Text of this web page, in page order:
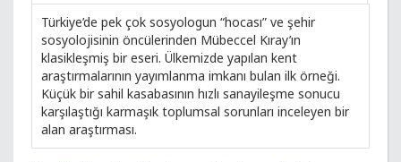
Türkiye’de pek çok sosyologun “hocası” ve şehir
sosyolojisinin öncülerinden Mübeccel Kıray’ın
klasikleşmiş bir eseri. Ülkemizde yapılan kent
araştırmalarının yayımlanma imkanı bulan ilk örneği.
Küçük bir sahil kasabasının hızlı sanayileşme sonucu
karşılaştığı karmaşık toplumsal sorunları inceleyen bir
alan araştırması.